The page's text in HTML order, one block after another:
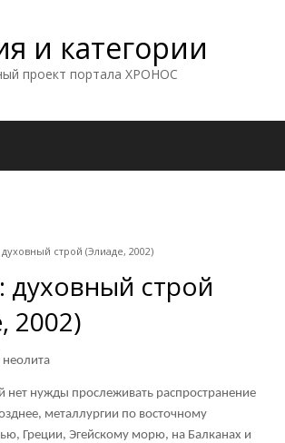
и категории
проект портала ХРОНОС
строй (Элиаде, 2002)
духовный строй
2002)
нет нужды прослеживать распространение
металлургии по восточному
Греции, Эгейскому морю, на Балканах и